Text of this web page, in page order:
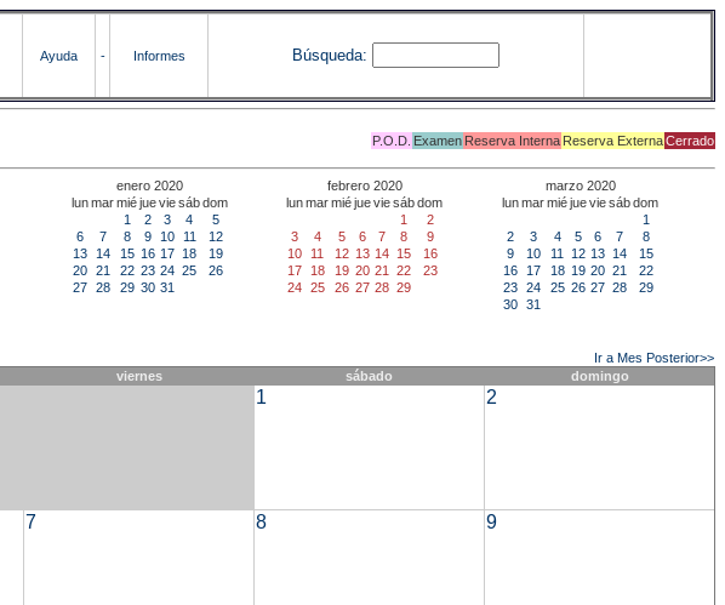
Ayuda - Informes Búsqueda:
P.O.D. Examen Reserva Interna Reserva ExternaCerrado
enero 2020
lunmarmiéjueviesábdom
1
2 3 4
5
6
7 8 9 10 11
12
13
14 15 16 17 18
19
20 21 22 23 24 25
26
27 28 29 30 31
febrero 2020
lunmarmiéjueviesábdom
1
2
3
4 5 6 7 8
9
10
11 12 13 14 15
16
17
18 19 20 21 22
23
24 25 26 27 28 29
marzo 2020
lunmarmiéjueviesábdom
1
2
3 4 5 6 7
8
9
10 11 12 13 14
15
16
17 18 19 20 21
22
23 24 25 26 27 28
29
30 31
Ir a Mes Posterior>>
viernes sábado domingo
1 2
7 8 9